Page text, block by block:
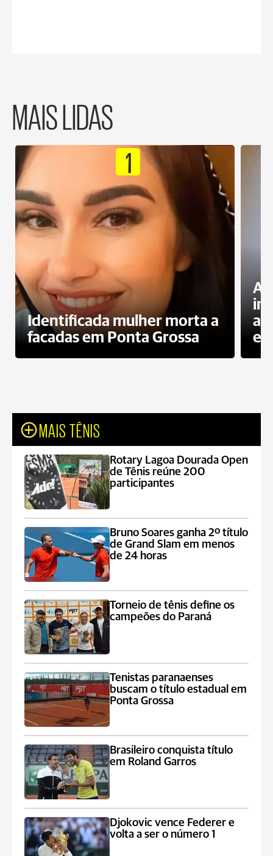
MAIS LIDAS
1
Identificada mulher morta a
facadas em Ponta Grossa
MAIS TÊNIS
Rotary Lagoa Dourada Open
de Tênis reúne 200
participantes
Bruno Soares ganha 2º título
de Grand Slam em menos
de 24 horas
Torneio de tênis define os
campeões do Paraná
Tenistas paranaenses
buscam o título estadual em
Ponta Grossa
Brasileiro conquista título
em Roland Garros
Djokovic vence Federer e
volta a ser o número 1